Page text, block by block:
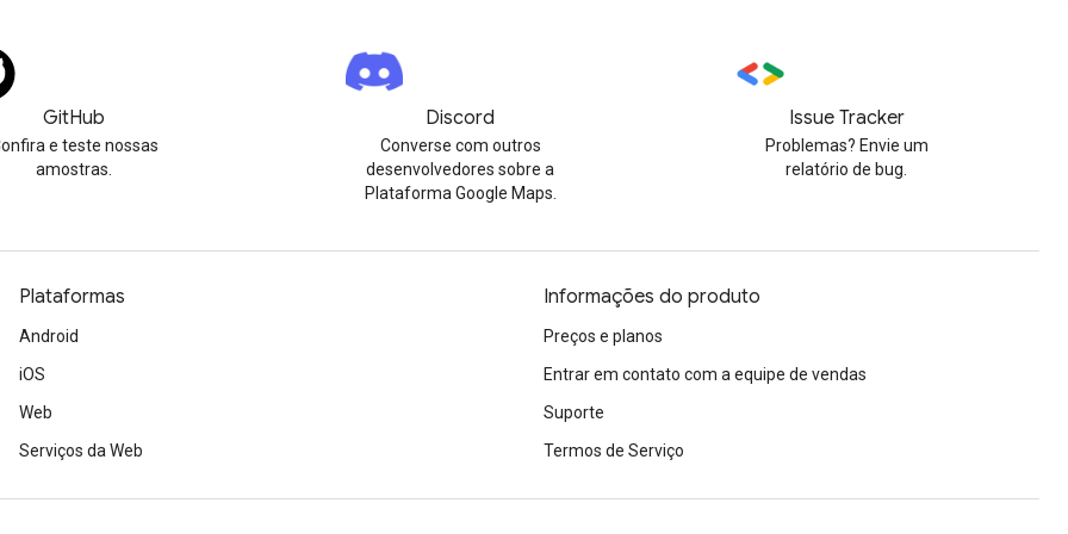
GitHub
e teste nossas
amostras.
Discord
Converse com outros
desenvolvedores sobre a
Plataforma Google Maps.
Issue Tracker
Problemas? Envie um
relatório de bug.
Plataformas
Android
iOS
Web
Serviços da Web
Informações do produto
Preços e planos
Entrar em contato com a equipe de vendas
Suporte
Termos de Serviço